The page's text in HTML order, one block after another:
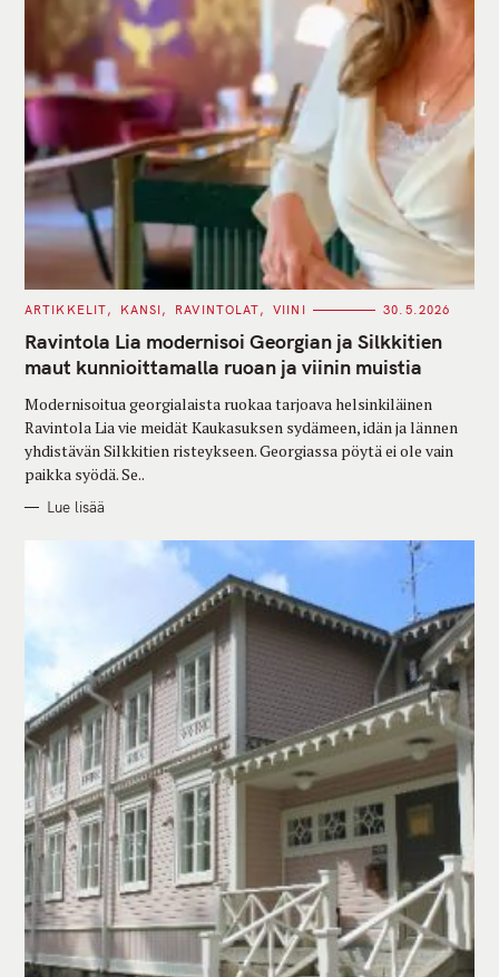
C
T
E
G
O
I
S
ARTIKKELIT KANSI RAVINTOLAT VIINI 30.5.2026
Ravintola Lia modernisoi Georgian ja Silkkitien
maut kunnioittamalla ruoan ja viinin muistia
Modernisoitua georgialaista ruokaa tarjoava helsinkiläinen
Ravintola Lia vie meidät Kaukasuksen sydämeen, idän ja lännen
yhdistävän Silkkitien risteykseen. Georgiassa pöytä ei ole vain
paikka syödä. Se..
Lue lisää